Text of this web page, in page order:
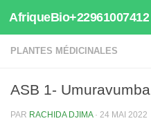
Au dessous du contenu
AfriqueBio+22961007412
PLANTES MÉDICINALES
ASB 1- Umuravumba
PAR RACHIDA DJIMA · 24 MAI 2022